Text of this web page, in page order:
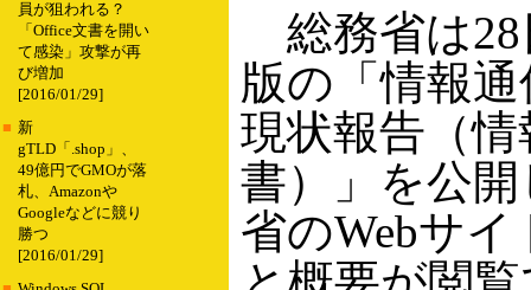
員が狙われる？
「Office文書を開い
て感染」攻撃が再
び増加
[2016/01/29]
■ 新
gTLD「.shop」、
49億円でGMOが落
札、Amazonや
Googleなどに競り
勝つ
[2016/01/29]
総務省は28
版の「情報
現状報告（
書）」を公
省のWebサ